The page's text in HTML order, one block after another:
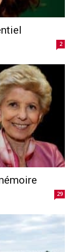
2
29